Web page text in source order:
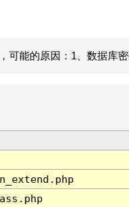
可能的原因：1、数据库